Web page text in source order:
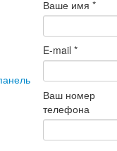
Ваше имя*
E-mail*
Ваш номер
телефона